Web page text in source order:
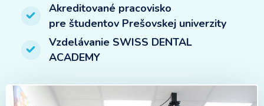
Akreditované pracovisko
pre študentov Prešovskej univerzity
Vzdelávanie SWISS DENTAL
ACADEMY